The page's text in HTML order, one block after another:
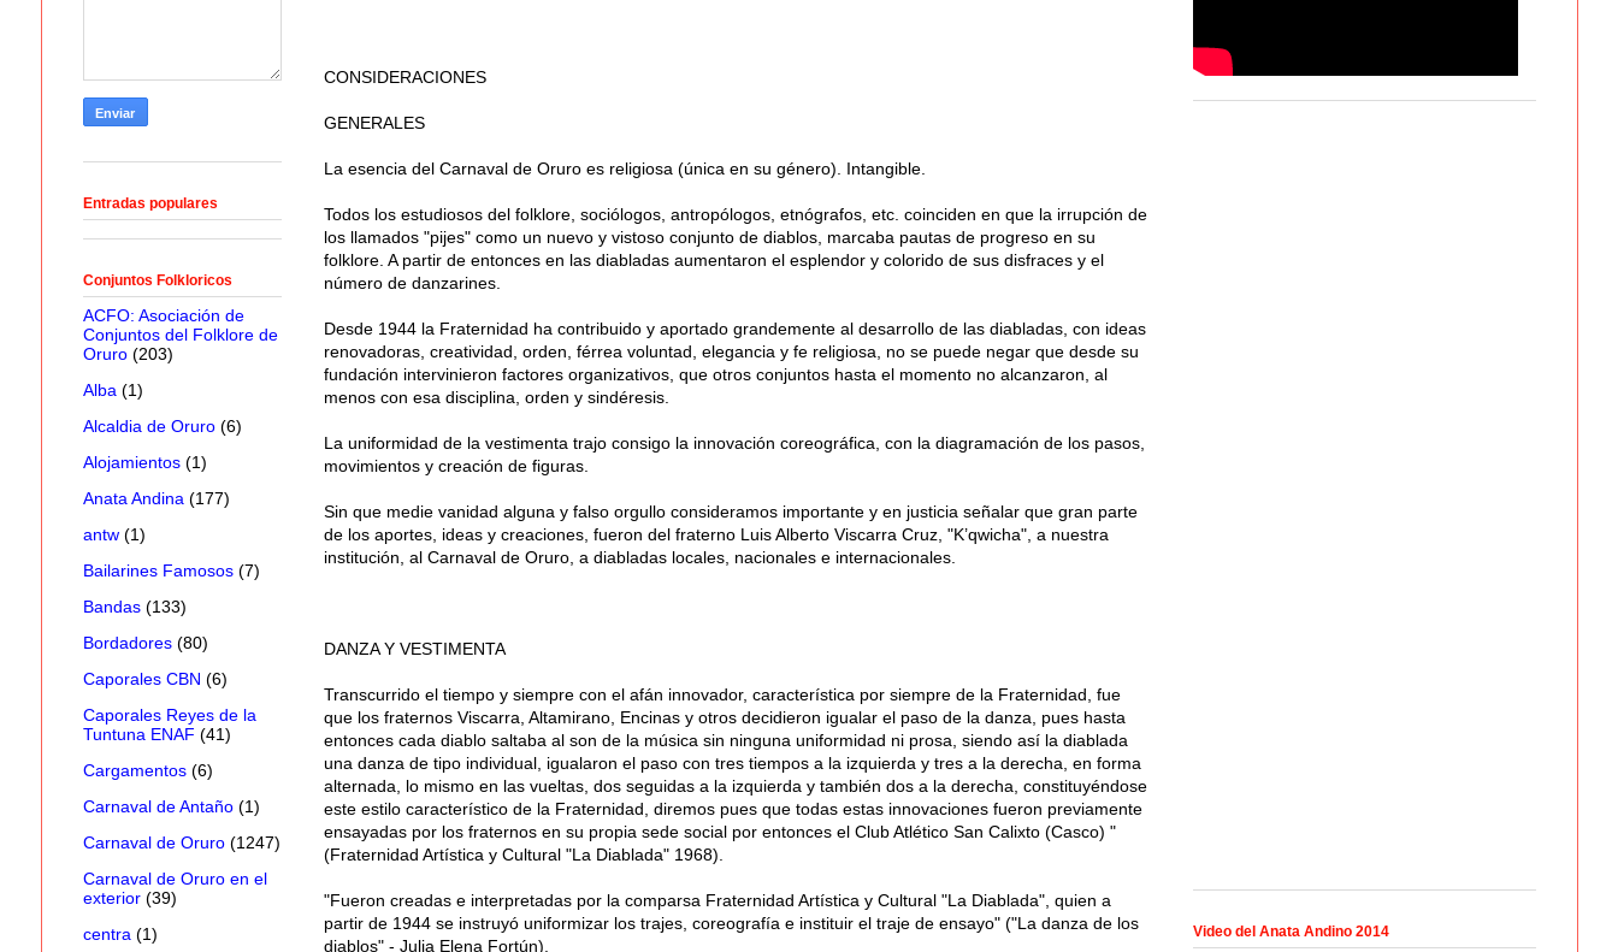
CONSIDERACIONES
GENERALES
La esencia del Carnaval de Oruro es religiosa (única en su género). Intangible.
Todos los estudiosos del folklore, sociólogos, antropólogos, etnógrafos, etc. coinciden en que la irrupción de
los llamados "pijes" como un nuevo y vistoso conjunto de diablos, marcaba pautas de progreso en su
folklore. A partir de entonces en las diabladas aumentaron el esplendor y colorido de sus disfraces y el
número de danzarines.
Desde 1944 la Fraternidad ha contribuido y aportado grandemente al desarrollo de las diabladas, con ideas
renovadoras, creatividad, orden, férrea voluntad, elegancia y fe religiosa, no se puede negar que desde su
fundación intervinieron factores organizativos, que otros conjuntos hasta el momento no alcanzaron, al
menos con esa disciplina, orden y sindéresis.
La uniformidad de la vestimenta trajo consigo la innovación coreográfica, con la diagramación de los pasos,
movimientos y creación de figuras.
Sin que medie vanidad alguna y falso orgullo consideramos importante y en justicia señalar que gran parte
de los aportes, ideas y creaciones, fueron del fraterno Luis Alberto Viscarra Cruz, "K’qwicha", a nuestra
institución, al Carnaval de Oruro, a diabladas locales, nacionales e internacionales.
DANZA Y VESTIMENTA
Transcurrido el tiempo y siempre con el afán innovador, característica por siempre de la Fraternidad, fue
que los fraternos Viscarra, Altamirano, Encinas y otros decidieron igualar el paso de la danza, pues hasta
entonces cada diablo saltaba al son de la música sin ninguna uniformidad ni prosa, siendo así la diablada
una danza de tipo individual, igualaron el paso con tres tiempos a la izquierda y tres a la derecha, en forma
alternada, lo mismo en las vueltas, dos seguidas a la izquierda y también dos a la derecha, constituyéndose
este estilo característico de la Fraternidad, diremos pues que todas estas innovaciones fueron previamente
ensayadas por los fraternos en su propia sede social por entonces el Club Atlético San Calixto (Casco) "
(Fraternidad Artística y Cultural "La Diablada" 1968).
"Fueron creadas e interpretadas por la comparsa Fraternidad Artística y Cultural "La Diablada", quien a
partir de 1944 se instruyó uniformizar los trajes, coreografía e instituir el traje de ensayo" ("La danza de los
diablos" - Julia Elena Fortún).
Entradas populares
Conjuntos Folkloricos
ACFO: Asociación de
Conjuntos del Folklore de
Oruro (203)
Alba (1)
Alcaldia de Oruro (6)
Alojamientos (1)
Anata Andina (177)
antw (1)
Bailarines Famosos (7)
Bandas (133)
Bordadores (80)
Caporales CBN (6)
Caporales Reyes de la
Tuntuna ENAF (41)
Cargamentos (6)
Carnaval de Antaño (1)
Carnaval de Oruro (1247)
Carnaval de Oruro en el
exterior (39)
centra (1)
Video del Anata Andino 2014